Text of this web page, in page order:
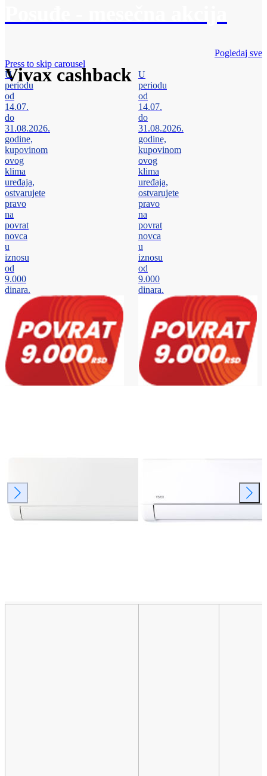
Vivax cashback
Pogledaj sve
Press to skip carousel
U
periodu
od
14.07.
do
31.08.2026.
godine,
kupovinom
ovog
klima
uređaja,
ostvarujete
pravo
na
povrat
novca
u
iznosu
od
9.000
dinara.
U
periodu
od
14.07.
do
31.08.2026.
godine,
kupovinom
ovog
klima
uređaja,
ostvarujete
pravo
na
povrat
novca
u
iznosu
od
9.000
dinara.